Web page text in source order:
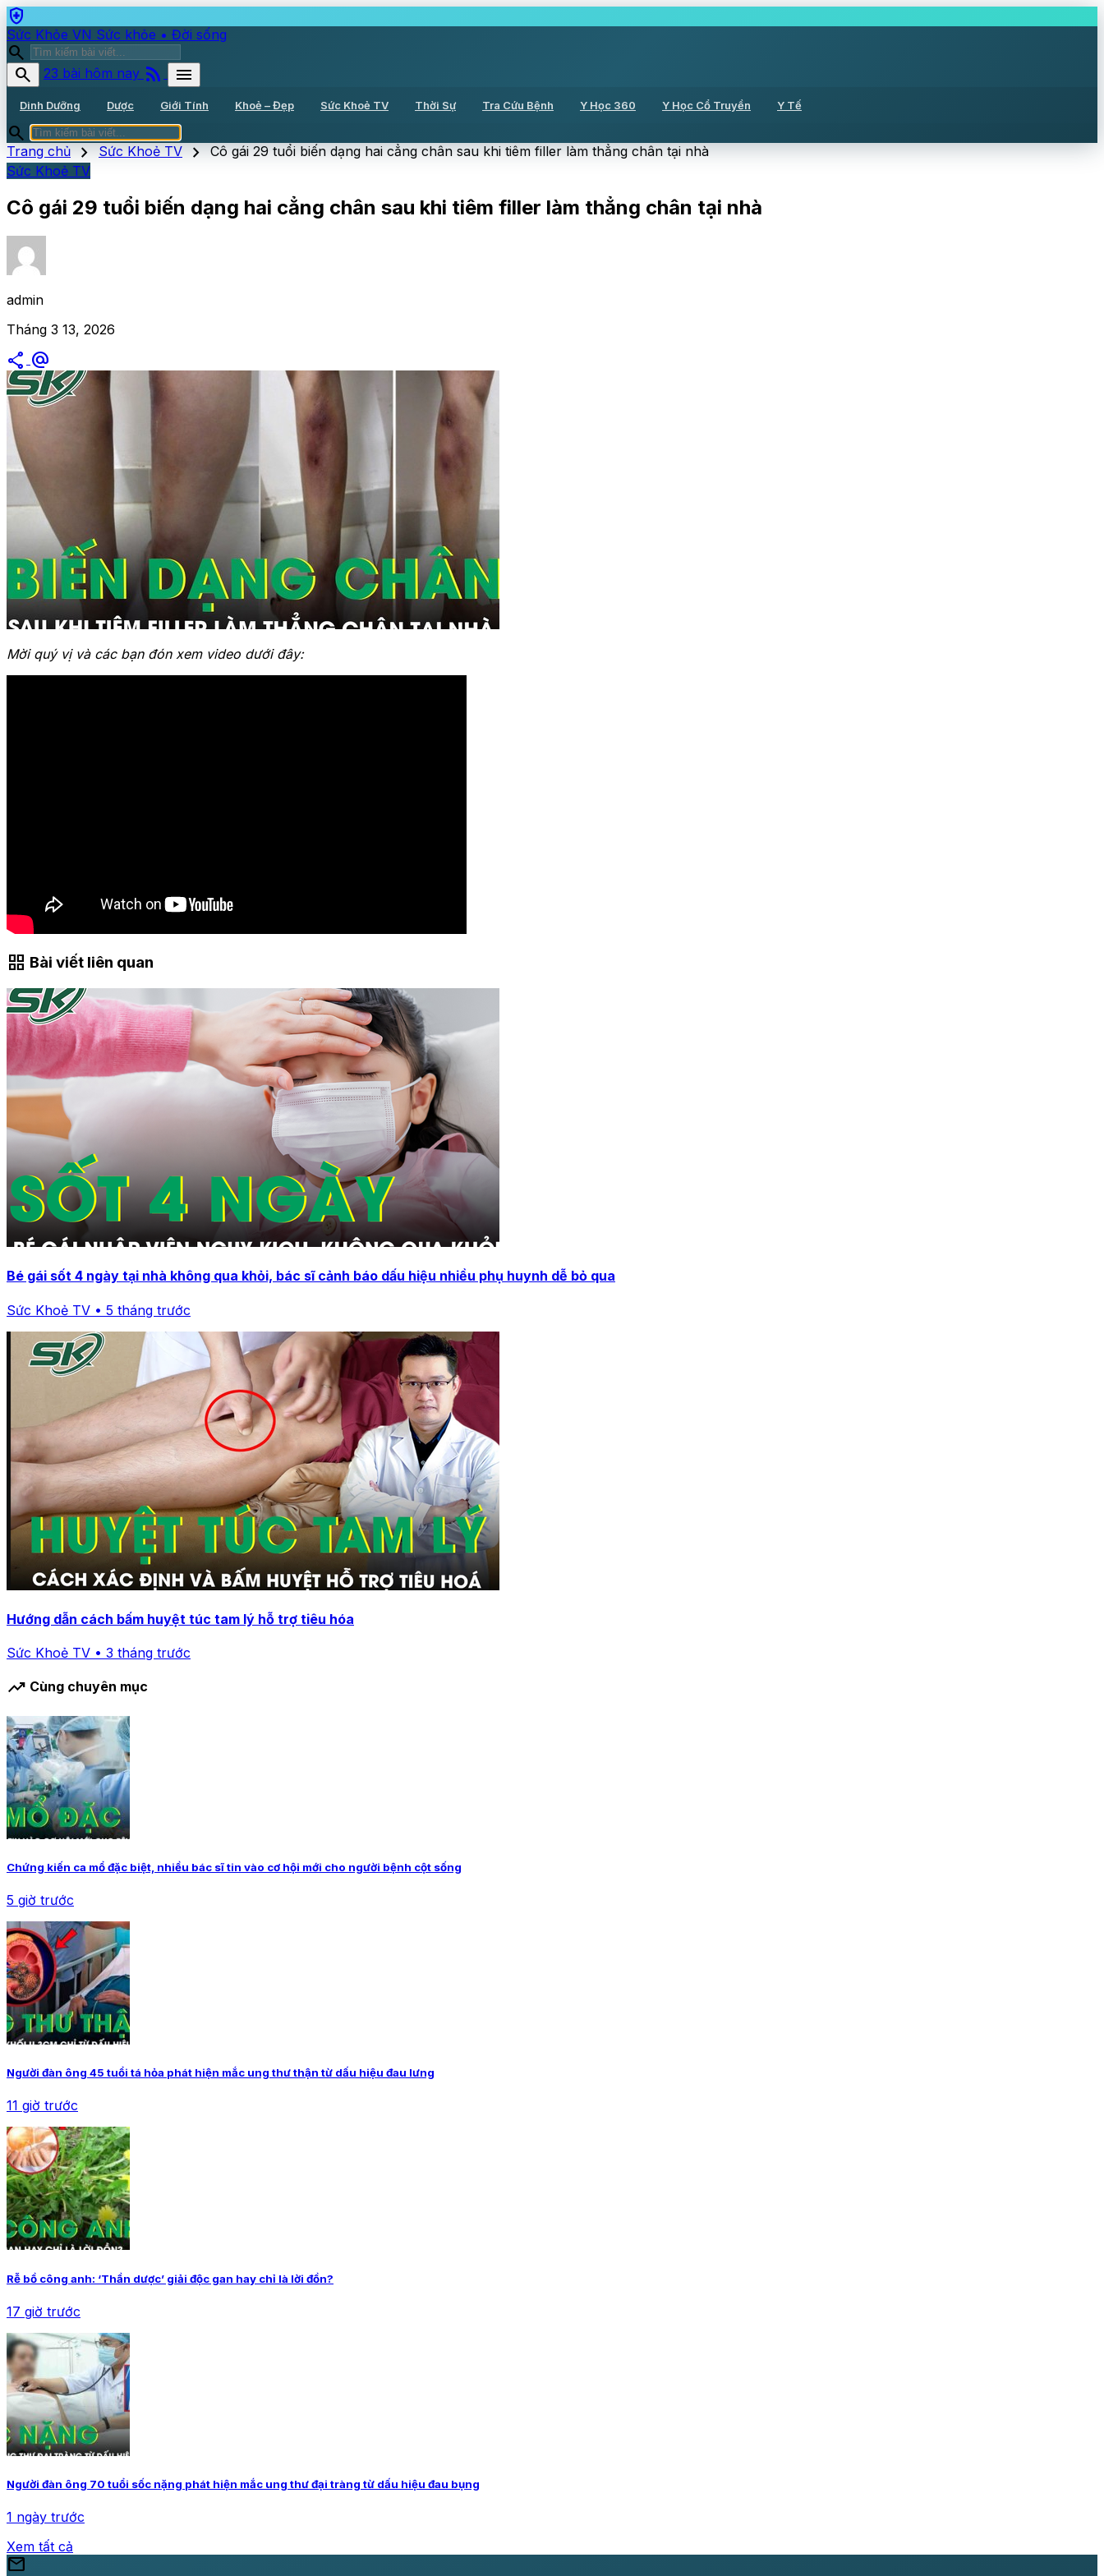
health_and_safety
Sức Khỏe VN Sức khỏe • Đời sống
search
search
23 bài hôm nay rss_feed menu
Dinh Dưỡng Dược Giới Tính Khoẻ – Đẹp Sức Khoẻ TV Thời Sự Tra Cứu Bệnh Y Học 360 Y Học Cổ Truyền Y Tế
search
Trang chủ chevron_right Sức Khoẻ TV chevron_right Cô gái 29 tuổi biến dạng hai cẳng chân sau khi tiêm filler làm thẳng chân tại nhà
Sức Khoẻ TV
Cô gái 29 tuổi biến dạng hai cẳng chân sau khi tiêm filler làm thẳng chân tại nhà
admin
Tháng 3 13, 2026
share alternate_email
Mời quý vị và các bạn đón xem video dưới đây:
grid_view Bài viết liên quan
Bé gái sốt 4 ngày tại nhà không qua khỏi, bác sĩ cảnh báo dấu hiệu nhiều phụ huynh dễ bỏ qua
Sức Khoẻ TV • 5 tháng trước
Hướng dẫn cách bấm huyệt túc tam lý hỗ trợ tiêu hóa
Sức Khoẻ TV • 3 tháng trước
trending_up Cùng chuyên mục
Chứng kiến ca mổ đặc biệt, nhiều bác sĩ tin vào cơ hội mới cho người bệnh cột sống
5 giờ trước
Người đàn ông 45 tuổi tá hỏa phát hiện mắc ung thư thận từ dấu hiệu đau lưng
11 giờ trước
Rễ bồ công anh: ‘Thần dược’ giải độc gan hay chỉ là lời đồn?
17 giờ trước
Người đàn ông 70 tuổi sốc nặng phát hiện mắc ung thư đại tràng từ dấu hiệu đau bụng
1 ngày trước
Xem tất cả
mail